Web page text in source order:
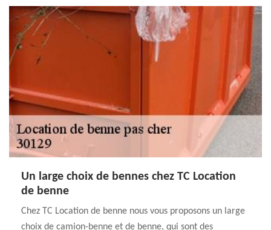
Un large choix de bennes chez TC Location
de benne
Chez TC Location de benne nous vous proposons un large
choix de camion-benne et de benne, qui sont des